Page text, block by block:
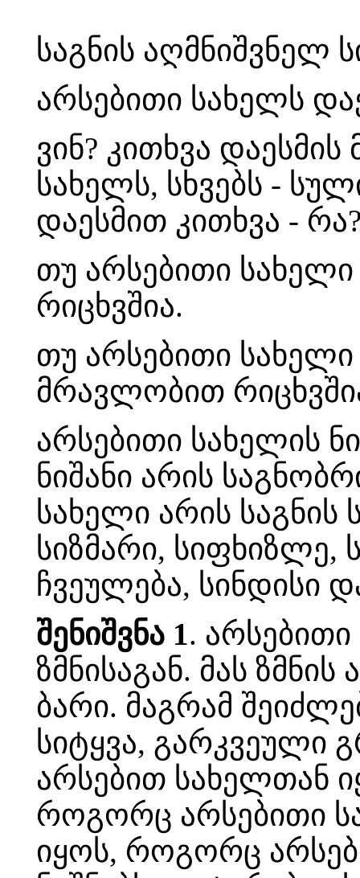
საგნის აღმნიშვნელ
არსებითი სახელს
ვინ? კითხვა
სახელს, სხვებს -
დაესმით კითხვა -
თუ არსებითი
რიცხვშია.
თუ არსებითი სახელი
მრავლობით
არსებითი სახელის
ნიშანი არის
სახელი არის საგნის
სიზმარი, სიფხიზლე,
ჩვეულება, სინდისი
შენიშვნა 1.
ზმნისაგან. მას
ბარი. მაგრამ
სიტყვა, გარკვეული
არსებით სახელთან
როგორც არსებითი
იყოს, როგორც